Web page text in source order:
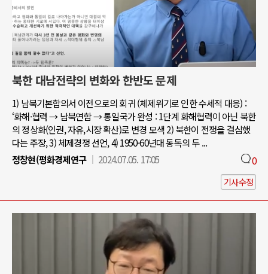
북한 대남전략의 변화와 한반도 문제
1) 남북기본합의서 이전으로의 회귀 (체제위기로 인한 수세적 대응) :
‘화해·협력 → 남북연합 → 통일국가 완성 : 1단계 화해협력이 아닌 북한
의 정상화(인권, 자유,시장 확산)로 변경 모색 2) 북한이 전쟁을 결심했
다는 주장, 3) 체제경쟁 선언, 4) 1950-60년대 동독의 두 ...
정창현(평화경제연구
2024.07.05. 17:05 0
기사수정